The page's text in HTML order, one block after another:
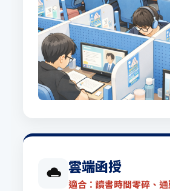
雲端函授
適合：讀書時間零碎、